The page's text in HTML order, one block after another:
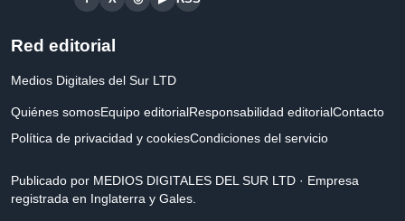
Red editorial
Medios Digitales del Sur LTD
Quiénes somosEquipo editorialResponsabilidad editorialContacto
Política de privacidad y cookiesCondiciones del servicio
Publicado por MEDIOS DIGITALES DEL SUR LTD · Empresa
registrada en Inglaterra y Gales.